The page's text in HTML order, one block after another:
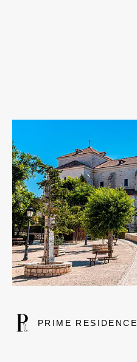
PRIME RESIDENCE